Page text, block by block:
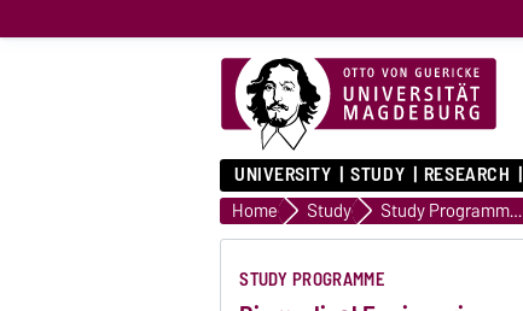
UNIVERSITY STUDY RESEARCH
Home Study Study Programmes
STUDY PROGRAMME